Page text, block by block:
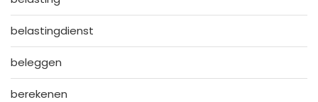
belastingdienst
beleggen
berekenen